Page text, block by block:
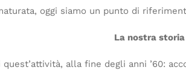
oggi siamo un punto di
La nostra storia
alla fine degli anni ’60: